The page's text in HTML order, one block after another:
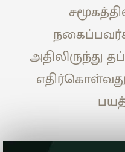
அதிலிருந்து